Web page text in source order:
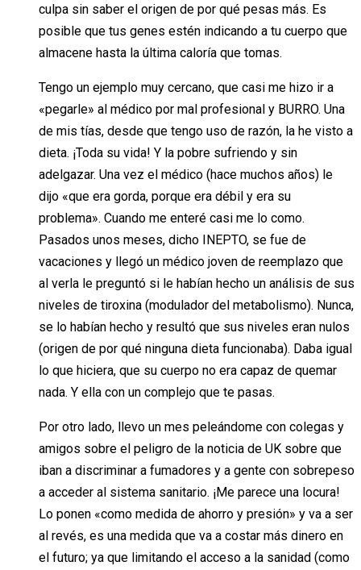
culpa sin saber el origen de por qué pesas más. Es
posible que tus genes estén indicando a tu cuerpo que
almacene hasta la última caloría que tomas.
Tengo un ejemplo muy cercano, que casi me hizo ir a
«pegarle» al médico por mal profesional y BURRO. Una
de mis tías, desde que tengo uso de razón, la he visto a
dieta. ¡Toda su vida! Y la pobre sufriendo y sin
adelgazar. Una vez el médico (hace muchos años) le
dijo «que era gorda, porque era débil y era su
problema». Cuando me enteré casi me lo como.
Pasados unos meses, dicho INEPTO, se fue de
vacaciones y llegó un médico joven de reemplazo que
al verla le preguntó si le habían hecho un análisis de sus
niveles de tiroxina (modulador del metabolismo). Nunca,
se lo habían hecho y resultó que sus niveles eran nulos
(origen de por qué ninguna dieta funcionaba). Daba igual
lo que hiciera, que su cuerpo no era capaz de quemar
nada. Y ella con un complejo que te pasas.
Por otro lado, llevo un mes peleándome con colegas y
amigos sobre el peligro de la noticia de UK sobre que
iban a discriminar a fumadores y a gente con sobrepeso
a acceder al sistema sanitario. ¡Me parece una locura!
Lo ponen «como medida de ahorro y presión» y va a ser
al revés, es una medida que va a costar más dinero en
el futuro; ya que limitando el acceso a la sanidad (como